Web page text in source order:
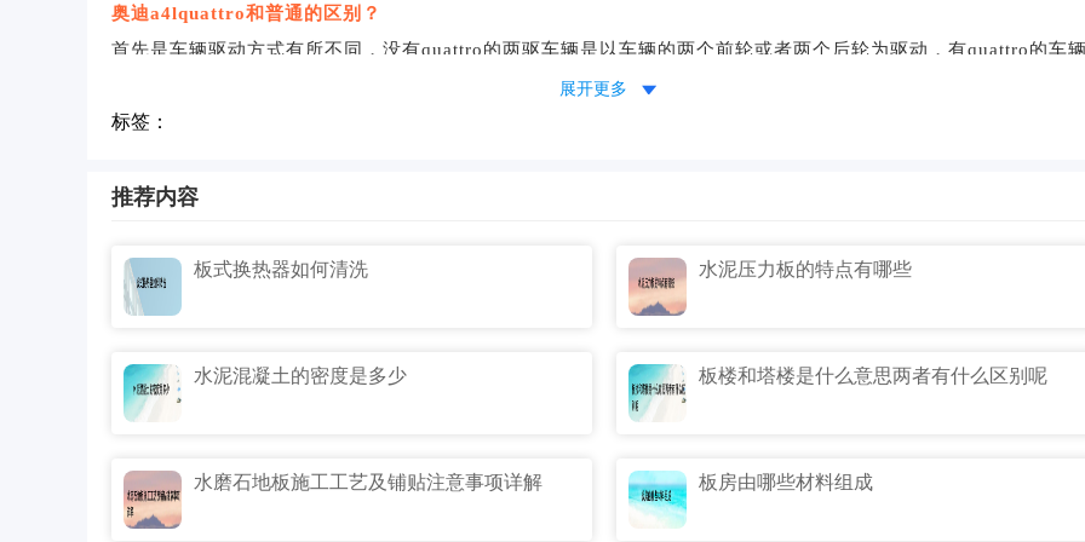
奥迪a4lquattro和普通的区别？
首先是车辆驱动方式有所不同，没有quattro的两驱车辆是以车辆的两个前轮或者两个后轮为驱动，有quattro的车
虽然行驶时的油耗四驱会比两驱多，但四驱车辆在操控性和越野能力上会有更好的表现，遇到极端路况四驱脱险能
展开更多
标签：
推荐内容
板式换热器如何清洗 水泥压力板的特点有哪些
水泥混凝土的密度是多少 板楼和塔楼是什么意思两者有什么区别呢
水磨石地板施工工艺及铺贴注意事项详解 板房由哪些材料组成